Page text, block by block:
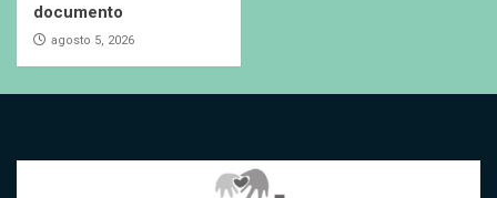
documento
agosto 5, 2026